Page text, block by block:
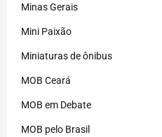
Minas Gerais
Mini Paixão
Miniaturas de ônibus
MOB Ceará
MOB em Debate
MOB pelo Brasil